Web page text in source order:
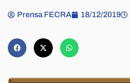
Prensa FECRA 18/12/2019